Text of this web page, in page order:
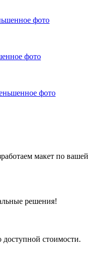
макет по вашей
решения!
стоимости.